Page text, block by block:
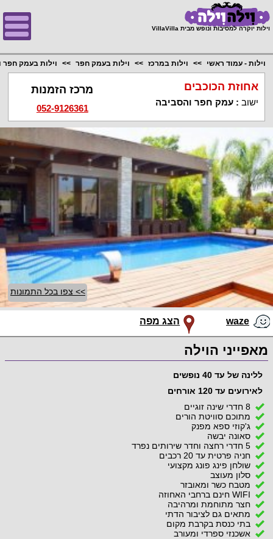
וילות יוקרה למסיבות ונופש מבית VillaVilla
וילות - עמוד ראשי וילות במרכז וילות בעמק חפר וילות בעמק חפר
אחוזת הכוכבים
ישוב :עמק חפר והסביבה
מרכז הזמנות
052-9126361
>> צפו בכל התמונות
waze הצג מפה
מאפייני הוילה
ללינה של עד 40 נופשים
לאירועים עד 120 אורחים
8 חדרי שינה זוגיים
מתוכם סוויטת הורים
ג'קוזי ספא מפנק
סאונה יבשה
5 חדרי רחצה וחדר שירותים נפרד
חניה פרטית עד 20 רכבים
שולחן פינג פונג מקצועי
סלון מעוצב
מטבח כשר ומאובזר
WIFI חינם ברחבי האחוזה
חצר מתוחמת ומרהיבה
מתאים גם לציבור הדתי
בתי כנסת בקרבת מקום
אשכנזי ספרדי ומעורב